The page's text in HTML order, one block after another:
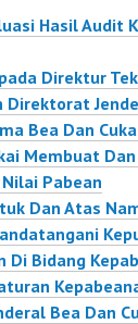
Hasil Audit
Direktur
Bea Dan
Membuat
Pabean
Dan Atas
Di Bidang
Bea Dan